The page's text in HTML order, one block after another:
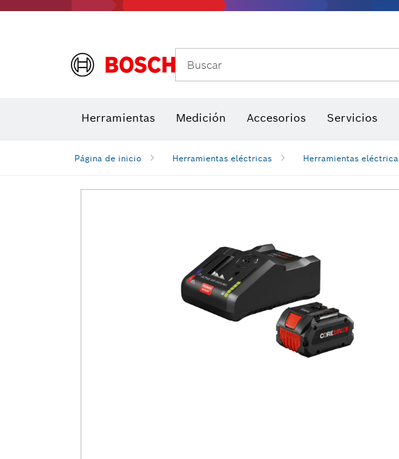
Buscar
Herramientas Medición Accesorios Servicios
Página de inicio Herramientas eléctricas Herramientas